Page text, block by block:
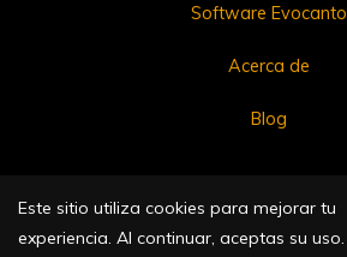
Software Evocanto
Acerca de
Blog
Este sitio utiliza cookies para mejorar tu
experiencia. Al continuar, aceptas su uso.